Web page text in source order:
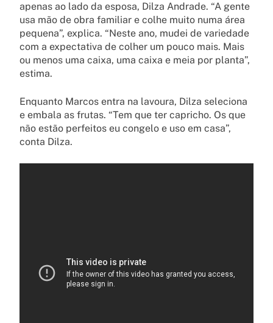
apenas ao lado da esposa, Dilza Andrade. “A gente
usa mão de obra familiar e colhe muito numa área
pequena”, explica. “Neste ano, mudei de variedade
com a expectativa de colher um pouco mais. Mais
ou menos uma caixa, uma caixa e meia por planta”,
estima.
Enquanto Marcos entra na lavoura, Dilza seleciona
e embala as frutas. “Tem que ter capricho. Os que
não estão perfeitos eu congelo e uso em casa”,
conta Dilza.